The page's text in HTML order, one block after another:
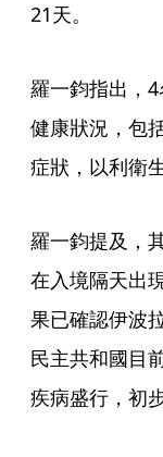
21天。
羅一鈞指出，
健康狀況，包
症狀，以利衛
羅一鈞提及，
在入境隔天出
果已確認伊波
民主共和國目
疾病盛行，初